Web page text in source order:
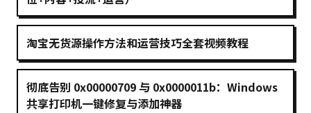
淘宝无货源操作方法和运营技巧全套视频教程
彻底告别 0x00000709 与 0x0000011b：Windows
共享打印机一键修复与添加神器